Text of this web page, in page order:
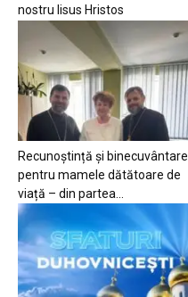
nostru Iisus Hristos
Recunoștință și binecuvântare
pentru mamele dătătoare de
viață – din partea...